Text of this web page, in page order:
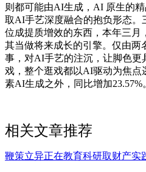
则都可能由AI生成，AI 原生的
取AI手艺深度融合的抱负形态。
位成提质增效的东西，本年三月
其当做将来成长的引擎。仅由两
事，对AI手艺的注沉，让脚色更
戏，整个逛戏都以AI驱动为焦点
素AI生成之外，同比增加23.57%
相关文章推荐
鞭策立异正在教育科研取财产实